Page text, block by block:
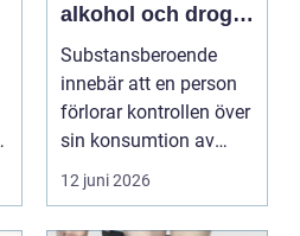
alkohol och droger
tar över vardagen
Substansberoende
innebär att en person
förlorar kontrollen över
sin konsumtion av
alkohol, läkemedel...
12 juni 2026